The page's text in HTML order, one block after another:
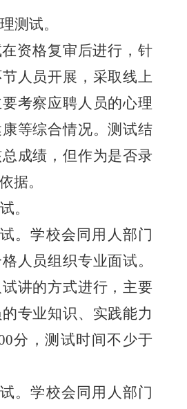
测试。
资格复审后进行，针
人员开展，采取线上
考察应聘人员的心理
等综合情况。测试结
成绩，但作为是否录
据。
。
。学校会同用人部门
人员组织专业面试。
讲的方式进行，主要
专业知识、实践能力
分， 测试时间不少于
。学校会同用人部门